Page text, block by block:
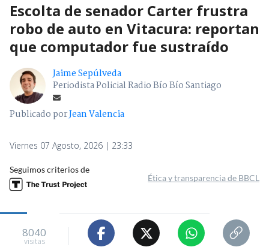
Escolta de senador Carter frustra
robo de auto en Vitacura: reportan
que computador fue sustraído
Jaime Sepúlveda
Periodista Policial Radio Bío Bío Santiago
Publicado porJean Valencia
Viernes 07 Agosto, 2026 | 23:33
Seguimos criterios de
Ética y transparencia de BBCL
8040
visitas